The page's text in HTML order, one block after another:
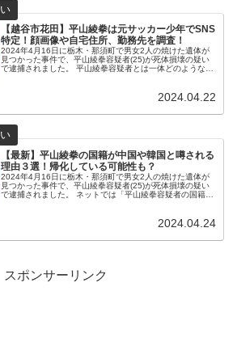
【越谷市花田】平山綾拳は元サッカー少年でSNS
特定！顔画像や自宅住所、勤務先を調査！
2024年4月16日に栃木・那須町で男女2人の焼けた遺体が
見つかった事件で、平山綾拳容疑者(25)が死体損壊の疑い
で逮捕されました。 平山綾拳容疑者とは一体どのような人
2024.04.22
【最新】平山綾拳の国籍が中国や韓国と噂される
理由３選！帰化している可能性も？
2024年4月16日に栃木・那須町で男女2人の焼けた遺体が
見つかった事件で、平山綾拳容疑者(25)が死体損壊の疑い
で逮捕されました。 ネットでは「平山綾拳容疑者の国籍が
2024.04.24
スポンサーリンク